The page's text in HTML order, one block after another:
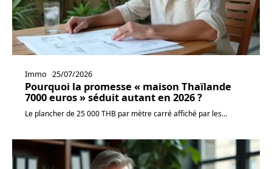
Immo 25/07/2026
Pourquoi la promesse « maison Thaïlande
7000 euros » séduit autant en 2026 ?
Le plancher de 25 000 THB par mètre carré affiché par les…